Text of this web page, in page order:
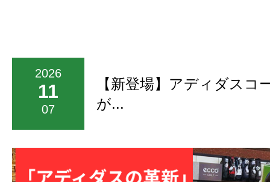
2026
11
07
【新登場】アディダスコ
が...